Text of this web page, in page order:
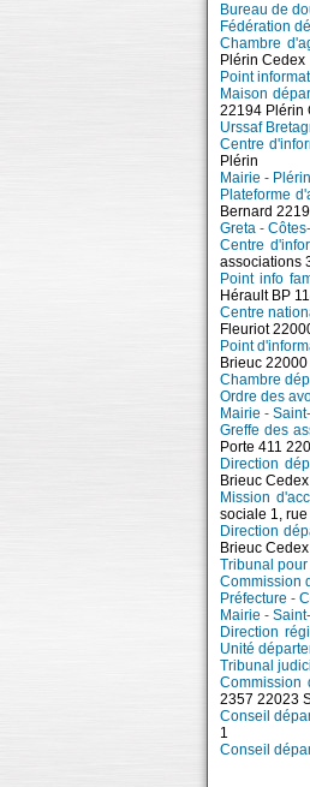
Bureau de
Fédération
Chambre
Plérin Cedex
Point
Maison
22194 Plérin
Urssaf
Centre
Plérin
Mairie - Plérin
Plateforme
Bernard
Greta -
Centre
associations
Point info
Hérault BP
Centre
Fleuriot
Point
Brieuc
Chambre
Ordre des
Mairie -
Greffe des
Porte 411
Direction
Brieuc
Mission
sociale 1,
Direction
Brieuc Cedex
Tribunal
Commission
Préfecture -
Mairie -
Direction
Unité
Tribunal
Commission
2357 22023
Conseil
1
Conseil